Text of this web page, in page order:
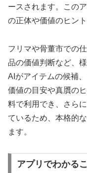
ースされます。この
の正体や価値のヒン
フリマや骨董市での
品の価値判断など、
AIがアイテムの候補
価値の目安や真贋の
料で利用でき、さら
ているため、本格的
ます。
アプリでわかる